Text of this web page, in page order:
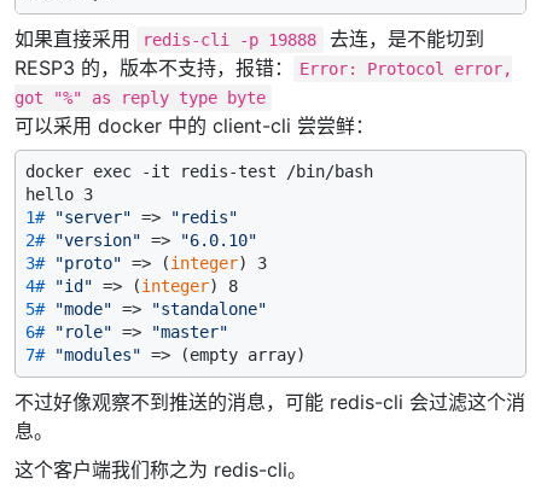
如果直接采用 redis-cli -p 19888
去连，是不能切到
RESP3 的，版本不支持，报错：
Error: Protocol error,
got "%" as reply type byte
可以采用 docker 中的 client-cli 尝尝鲜：
docker exec -it redis-test /bin/bash
1# "server" =>
"redis"
2# "version" =>
"6.0.10"
3# "proto" => (integer) 3
4# "id" => (integer) 8
5# "mode" =>
"standalone"
6# "role" =>
"master"
7# "modules" => (empty array)
不过好像观察不到推送的消息，可能 redis-cli 会过滤这个消
息。
这个客户端我们称之为 redis-cli。